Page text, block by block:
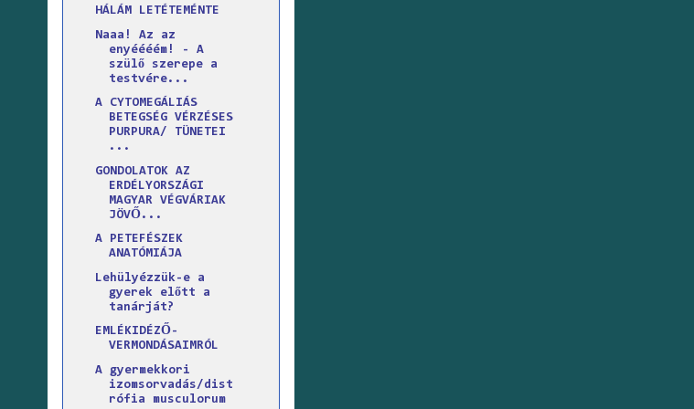
HÁLÁM LETÉTEMÉNTE
Naaa! Az az
enyéééém! - A
szülő szerepe a
testvére...
A CYTOMEGÁLIÁS
BETEGSÉG VÉRZÉSES
PURPURA/ TÜNETEI
...
GONDOLATOK AZ
ERDÉLYORSZÁGI
MAGYAR VÉGVÁRIAK
JÖVŐ...
A PETEFÉSZEK
ANATÓMIÁJA
Lehülyézzük-e a
gyerek előtt a
tanárját?
EMLÉKIDÉZŐ-
VERMONDÁSAIMRÓL
A gyermekkori
izomsorvadás/dist
rófia musculorum